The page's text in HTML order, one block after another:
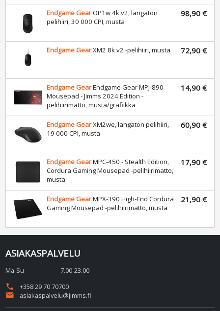
Endgame GearOP1w 4k v2, langaton
pelihiiri, 30 000 CPI, musta
98,90 €
Endgame GearXM2 8k v2 -pelihiiri, musta 72,90 €
Endgame GearEndgame Gear MPJ-890
Mousepad - Jimms 2024 Edition -
pelihiirimatto, musta/grafiikka
14,90 €
Endgame GearXM2we, langaton pelihiiri,
19 000 CPI, musta
60,90 €
Endgame GearMPC-450 - Stealth Edition,
Cordura Gaming Mousepad -pelihiirimatto,
musta
17,90 €
Endgame GearMPX-390 High-End Cordura
Gaming Mousepad -pelihiirimatto, musta
21,90 €
ASIAKASPALVELU
Ma-Su
7.00-23.00
phone
+358 29 70 70700
email
asiakaspalvelu@jimms.fi